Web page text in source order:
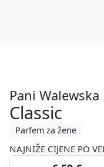
Pani Walewska
Classic
Parfem za žene
NAJNIŽE CIJENE PO